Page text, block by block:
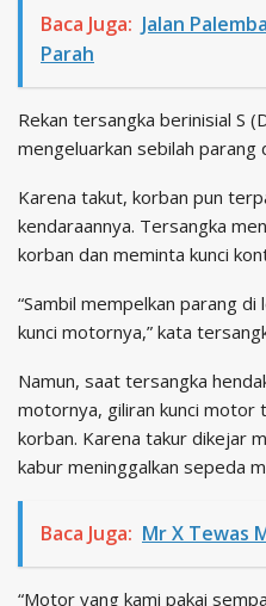
Baca Juga: Jalan
Parah
Rekan tersangka berinisial S
mengeluarkan sebilah
Karena takut, korban pun
kendaraannya. Tersangka
korban dan meminta kunci
“Sambil mempelkan parang
kunci motornya,” kata
Namun, saat tersangka
motornya, giliran kunci motor
korban. Karena takur dikejar
kabur meninggalkan sepeda
Baca Juga: Mr X Tewas
“Motor yang kami pakai